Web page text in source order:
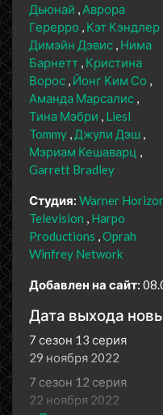
Дьюнай
Аврора
Герерро
Кэт Кэндлер
Димэйн Дэвис Нима
Барнетт Кристина
Ворос Йонг Ким Со
Аманда Марсалис
Тина Мэбри
Liesl
Tommy
Джули Дэш
Мэриам Кешаварц
Garrett Bradley
Студия: Warner
Television
Harpo
Productions Oprah
Winfrey Network
Добавлен на сайт:
Дата выхода
7 сезон 13 серия
29 ноября 2022
7 сезон 12 серия
22 ноября 2022